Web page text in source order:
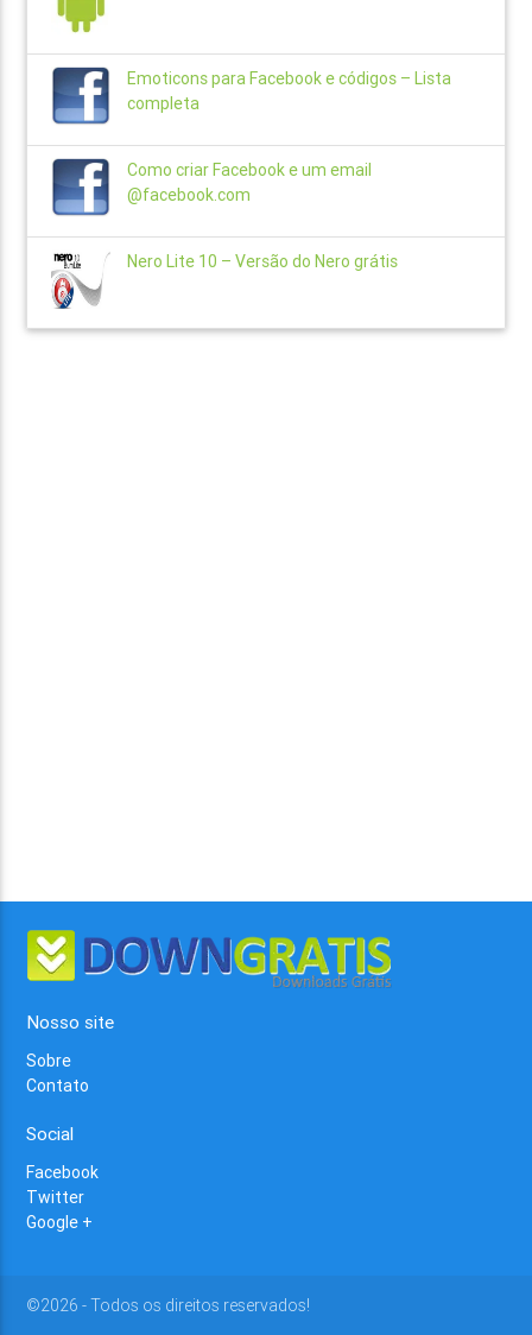
Emoticons para Facebook e códigos – Lista
completa
Como criar Facebook e um email
@facebook.com
Nero Lite 10 – Versão do Nero grátis
Nosso site
Sobre
Contato
Social
Facebook
Twitter
Google +
©2026 - Todos os direitos reservados!